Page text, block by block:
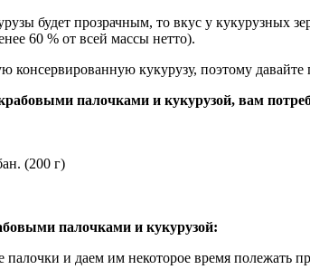
будет прозрачным, то вкус у кукурузных
60 % от всей массы нетто).
консервированную кукурузу, поэтому
палочками и кукурузой, вам
(200 г)
палочками и кукурузой:
и даем им некоторое время полежать